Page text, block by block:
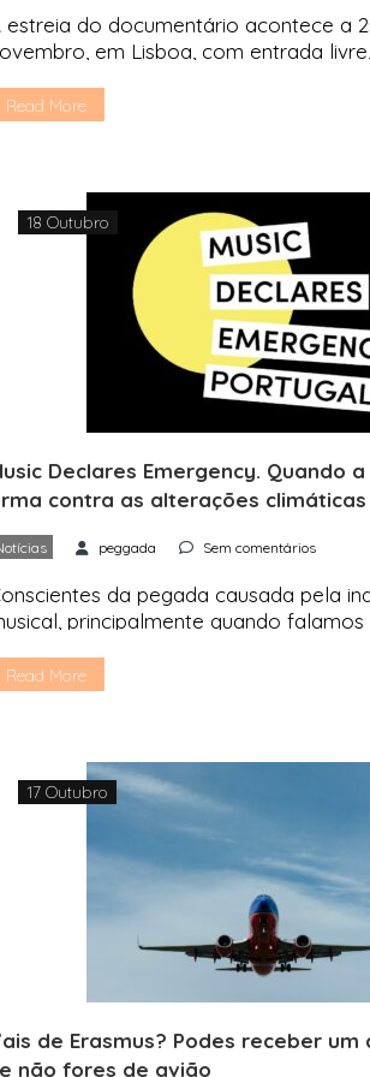
estreia do documentário acontece a
em Lisboa, com entrada
de ser disponibilizado online em
[…]
Read More
18 Outubro
Declares Emergency. Quando
contra as alterações climáticas
peggada Sem comentários
da pegada causada pela
principalmente quando
a música como meio de conectar e
um conceito […]
Read More
17 Outubro
de Erasmus? Podes receber
não fores de avião